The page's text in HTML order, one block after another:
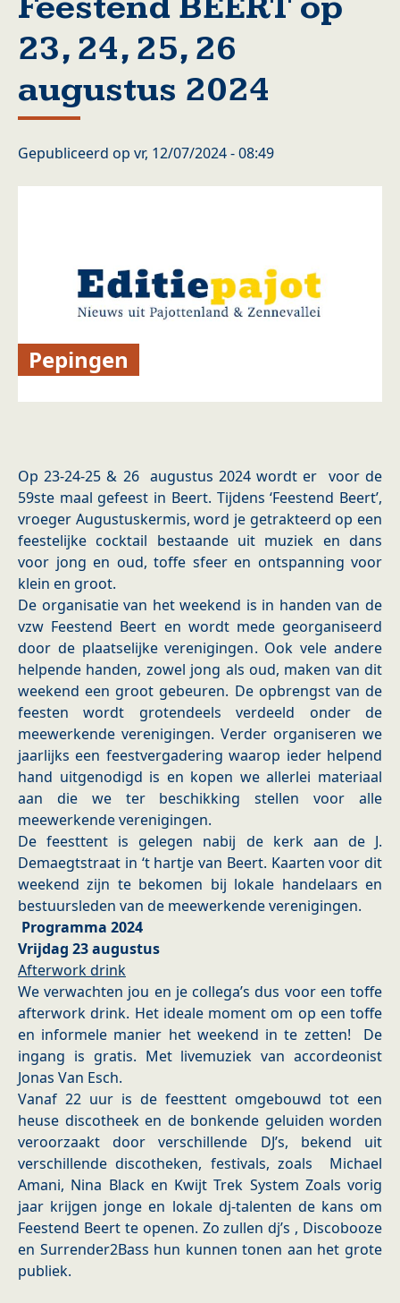
23, 24, 25, 26
augustus 2024
Gepubliceerd op vr, 12/07/2024 - 08:49
Pepingen
Op 23-24-25 & 26 augustus 2024 wordt er voor de
59ste maal gefeest in Beert. Tijdens ‘Feestend Beert’,
vroeger Augustuskermis, word je getrakteerd op een
feestelijke cocktail bestaande uit muziek en dans
voor jong en oud, toffe sfeer en ontspanning voor
klein en groot.
De organisatie van het weekend is in handen van de
vzw Feestend Beert en wordt mede georganiseerd
door de plaatselijke verenigingen. Ook vele andere
helpende handen, zowel jong als oud, maken van dit
weekend een groot gebeuren. De opbrengst van de
feesten wordt grotendeels verdeeld onder de
meewerkende verenigingen. Verder organiseren we
jaarlijks een feestvergadering waarop ieder helpend
hand uitgenodigd is en kopen we allerlei materiaal
aan die we ter beschikking stellen voor alle
meewerkende verenigingen.
De feesttent is gelegen nabij de kerk aan de J.
Demaegtstraat in ‘t hartje van Beert. Kaarten voor dit
weekend zijn te bekomen bij lokale handelaars en
bestuursleden van de meewerkende verenigingen.
Programma 2024
Vrijdag 23 augustus
Afterwork drink
We verwachten jou en je collega’s dus voor een toffe
afterwork drink. Het ideale moment om op een toffe
en informele manier het weekend in te zetten! De
ingang is gratis. Met livemuziek van accordeonist
Jonas Van Esch.
Vanaf 22 uur is de feesttent omgebouwd tot een
heuse discotheek en de bonkende geluiden worden
veroorzaakt door verschillende DJ’s, bekend uit
verschillende discotheken, festivals, zoals Michael
Amani, Nina Black en Kwijt Trek System Zoals vorig
jaar krijgen jonge en lokale dj-talenten de kans om
Feestend Beert te openen. Zo zullen dj’s , Discobooze
en Surrender2Bass hun kunnen tonen aan het grote
publiek.